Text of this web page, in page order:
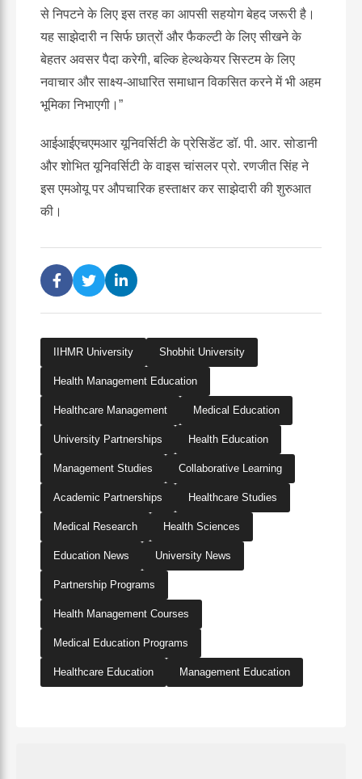
से निपटने के लिए इस तरह का आपसी सहयोग बेहद जरूरी है।
यह साझेदारी न सिर्फ छात्रों और फैकल्टी के लिए सीखने के
बेहतर अवसर पैदा करेगी,बल्कि हेल्थकेयर सिस्टम के लिए
नवाचार और साक्ष्य-आधारित समाधान विकसित करने में भी अहम
भूमिका निभाएगी। ”
आईआईएचएमआर यूनिवर्सिटी के प्रेसिडेंट डॉ.पी. आर.सोडानी
और शोभित यूनिवर्सिटी के वाइस चांसलर प्रो.रणजीत सिंह ने
इस एमओयू पर औपचारिक हस्ताक्षर कर साझेदारी की शुरुआत
की।
IIHMR University Shobhit University
Health Management Education
Healthcare Management Medical Education
University Partnerships Health Education
Management Studies Collaborative Learning
Academic Partnerships Healthcare Studies
Medical Research Health Sciences
Education News University News
Partnership Programs
Health Management Courses
Medical Education Programs
Healthcare Education Management Education